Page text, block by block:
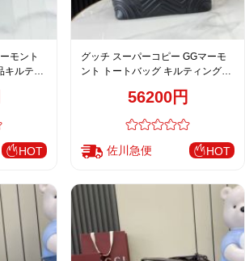
モント
キルティ
HOT
グッチ スーパーコピー GGマーモ
ント トートバッグ キルティングレ
ィースおすすめ 847387
56200円
佐川急便 HOT